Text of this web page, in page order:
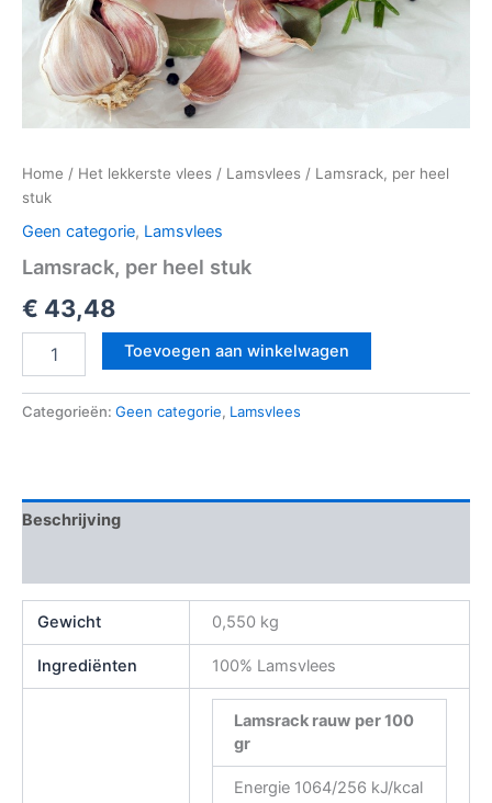
Home / Het lekkerste vlees / Lamsvlees / Lamsrack, per heel
stuk
Geen categorie, Lamsvlees
Lamsrack, per heel stuk
€ 43,48
Toevoegen aan winkelwagen
Categorieën: Geen categorie, Lamsvlees
Beschrijving
Gewicht 0,550 kg
Ingrediënten 100% Lamsvlees
Lamsrack rauw per 100
gr
Energie 1064/256 kJ/kcal